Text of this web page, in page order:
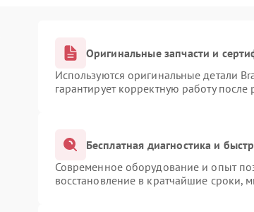
Оригинальные запчасти и
Используются оригинальные детали
гарантирует корректную работу
Бесплатная диагностика и
Современное оборудование и опыт
восстановление в кратчайшие сроки,